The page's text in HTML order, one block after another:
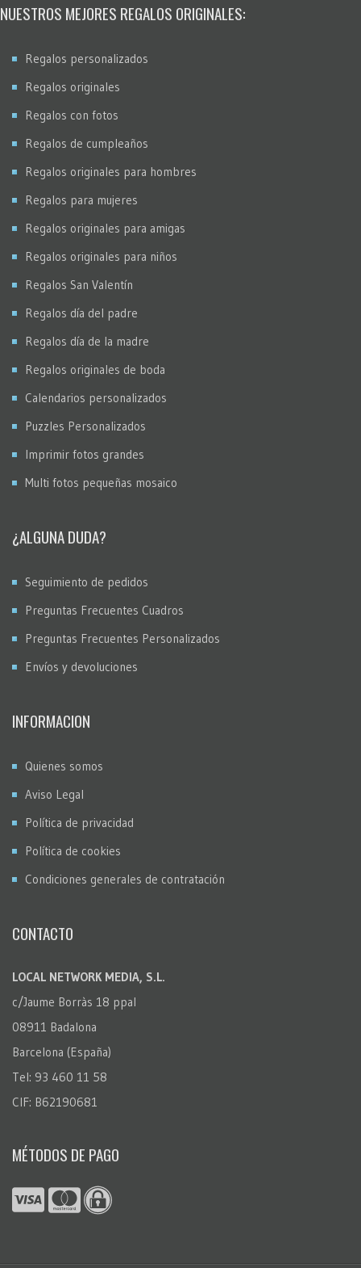
NUESTROS MEJORES REGALOS ORIGINALES:
Regalos personalizados
Regalos originales
Regalos con fotos
Regalos de cumpleaños
Regalos originales para hombres
Regalos para mujeres
Regalos originales para amigas
Regalos originales para niños
Regalos San Valentín
Regalos día del padre
Regalos día de la madre
Regalos originales de boda
Calendarios personalizados
Puzzles Personalizados
Imprimir fotos grandes
Multi fotos pequeñas mosaico
¿ALGUNA DUDA?
Seguimiento de pedidos
Preguntas Frecuentes Cuadros
Preguntas Frecuentes Personalizados
Envíos y devoluciones
INFORMACION
Quienes somos
Aviso Legal
Política de privacidad
Política de cookies
Condiciones generales de contratación
CONTACTO
LOCAL NETWORK MEDIA, S.L.
c/Jaume Borràs 18 ppal
08911 Badalona
Barcelona (España)
Tel: 93 460 11 58
CIF: B62190681
MÉTODOS DE PAGO